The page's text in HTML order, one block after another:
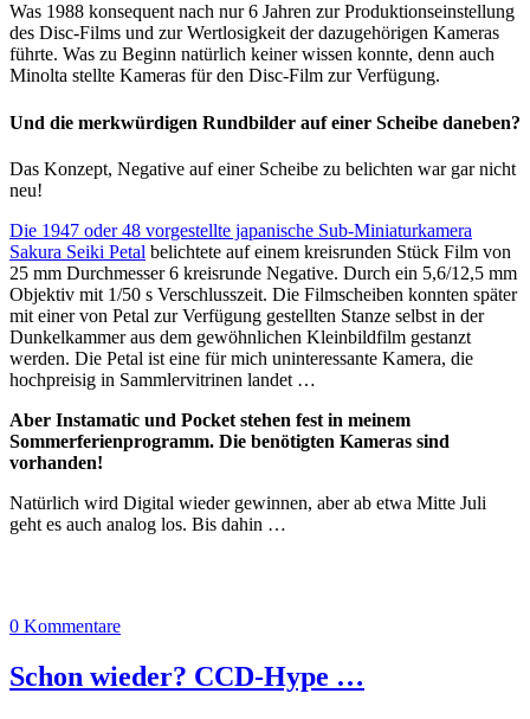
Was 1988 konsequent nach nur 6 Jahren zur Produktionseinstellung
des Disc-Films und zur Wertlosigkeit der dazugehörigen Kameras
führte. Was zu Beginn natürlich keiner wissen konnte, denn auch
Minolta stellte Kameras für den Disc-Film zur Verfügung.
Und die merkwürdigen Rundbilder auf einer Scheibe daneben?
Das Konzept, Negative auf einer Scheibe zu belichten war gar nicht
neu!
Die 1947 oder 48 vorgestellte japanische Sub-Miniaturkamera
Sakura Seiki Petal belichtete auf einem kreisrunden Stück Film von
25 mm Durchmesser 6 kreisrunde Negative. Durch ein 5,6/12,5 mm
Objektiv mit 1/50 s Verschlusszeit. Die Filmscheiben konnten später
mit einer von Petal zur Verfügung gestellten Stanze selbst in der
Dunkelkammer aus dem gewöhnlichen Kleinbildfilm gestanzt
werden. Die Petal ist eine für mich uninteressante Kamera, die
hochpreisig in Sammlervitrinen landet …
Aber Instamatic und Pocket stehen fest in meinem
Sommerferienprogramm. Die benötigten Kameras sind
vorhanden!
Natürlich wird Digital wieder gewinnen, aber ab etwa Mitte Juli
geht es auch analog los. Bis dahin …
0 Kommentare
Schon wieder? CCD-Hype …